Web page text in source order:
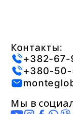
Контакты:
+382-67-
+380-
Мы в